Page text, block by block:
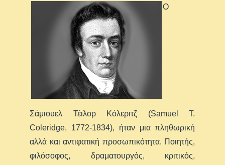
Ο
Σάμιουελ Τέιλορ Κόλεριτζ (Samuel T.
Coleridge, 1772-1834), ήταν μια πληθωρική
αλλά και αντιφατική προσωπικότητα. Ποιητής,
φιλόσοφος, δραματουργός, κριτικός,